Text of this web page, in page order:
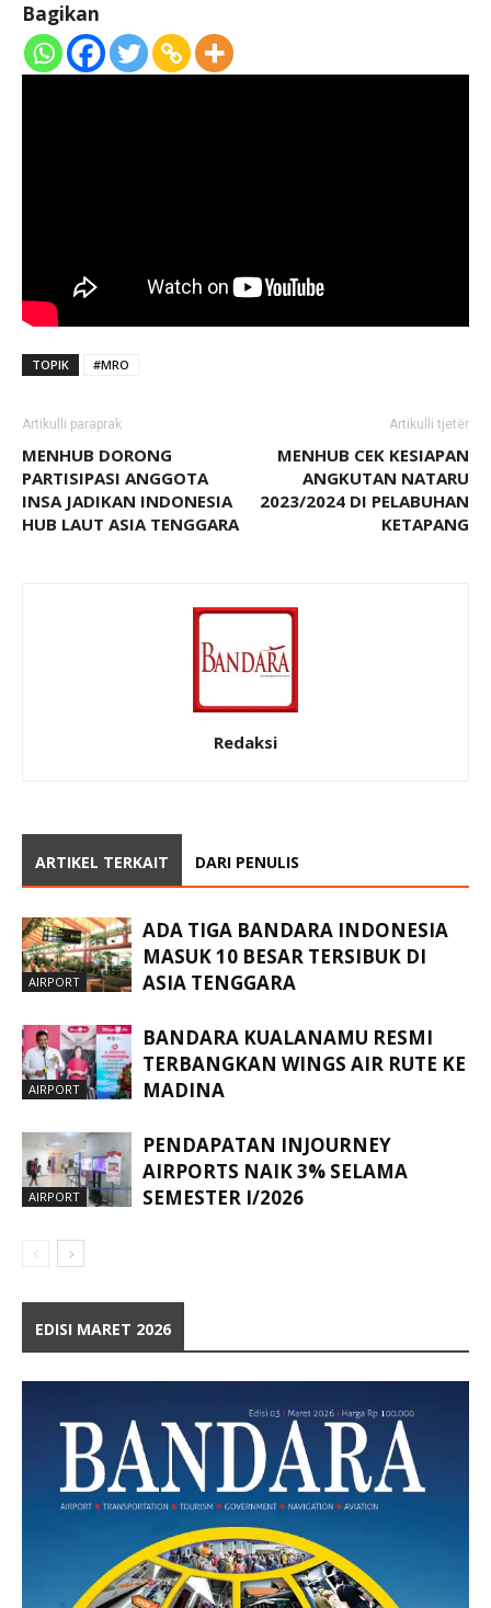
Bagikan
TOPIK #MRO
Artikulli paraprak
MENHUB DORONG
PARTISIPASI ANGGOTA
INSA JADIKAN INDONESIA
HUB LAUT ASIA TENGGARA
Artikulli tjetër
MENHUB CEK KESIAPAN
ANGKUTAN NATARU
2023/2024 DI PELABUHAN
KETAPANG
Redaksi
ARTIKEL TERKAIT DARI PENULIS
AIRPORT
ADA TIGA BANDARA INDONESIA
MASUK 10 BESAR TERSIBUK DI
ASIA TENGGARA
AIRPORT
BANDARA KUALANAMU RESMI
TERBANGKAN WINGS AIR RUTE KE
MADINA
AIRPORT
PENDAPATAN INJOURNEY
AIRPORTS NAIK 3% SELAMA
SEMESTER I/2026
EDISI MARET 2026